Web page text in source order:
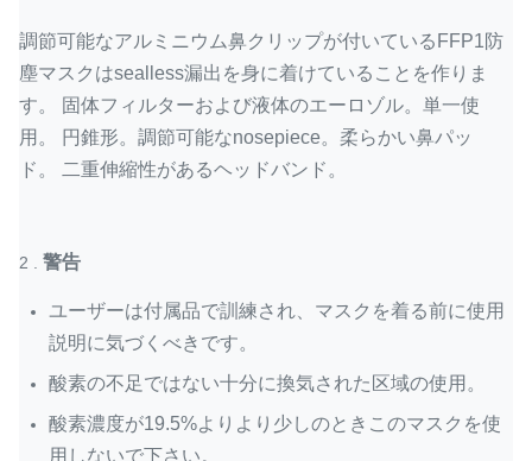
調節可能なアルミニウム鼻クリップが付いているFFP1防
塵マスクはsealless漏出を身に着けていることを作りま
す。
固体フィルターおよび液体のエーロゾル。単一使
用。
円錐形。調節可能なnosepiece。柔らかい鼻パッ
ド。
二重伸縮性があるヘッドバンド。
2 . 警告
ユーザーは付属品で訓練され、マスクを着る前に使用
説明に気づくべきです。
酸素の不足ではない十分に換気された区域の使用。
酸素濃度が19.5%よりより少しのときこのマスクを使
用しないで下さい。